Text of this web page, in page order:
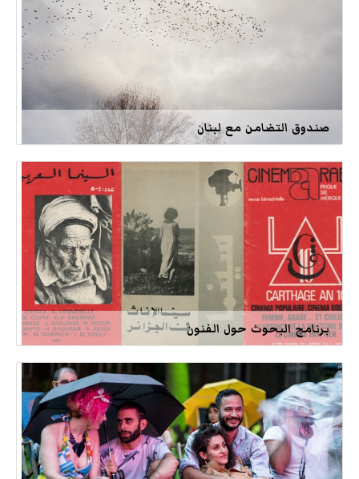
صندوق التضامن مع لبنان
برنامج البحوث حول الفنون